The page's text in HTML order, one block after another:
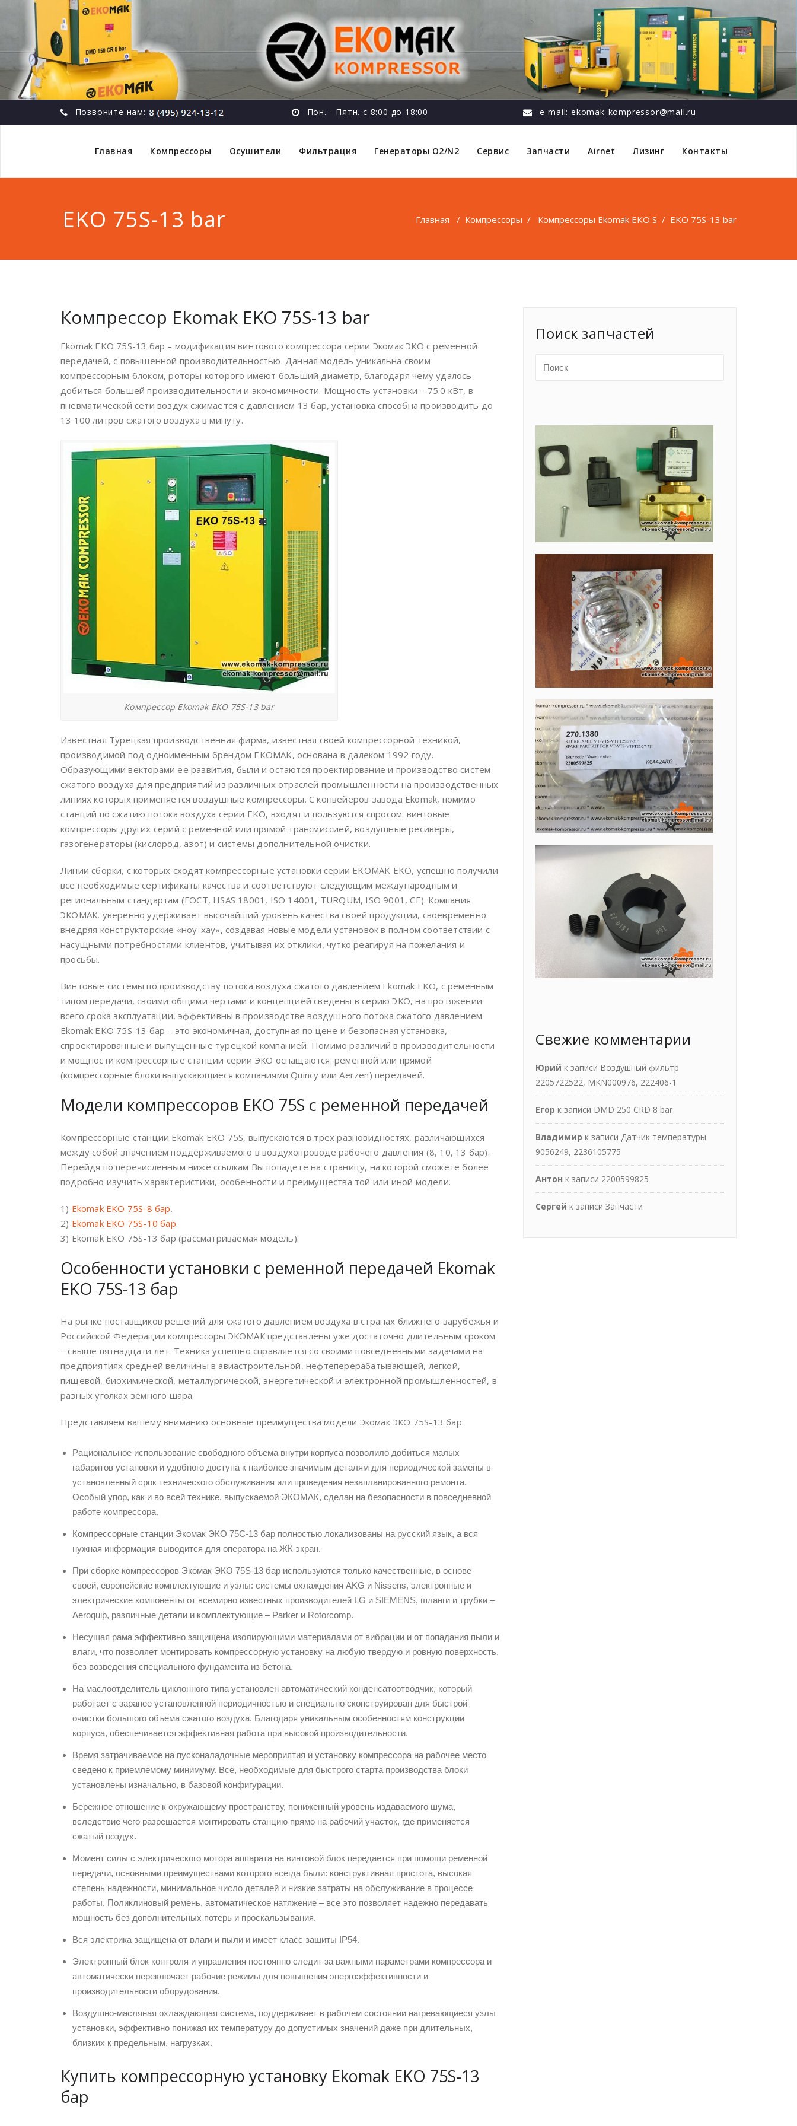
Позвоните нам: Пон. - Пятн. с 8:00 до 18:00 e-mail: ekomak-kompressor@mail.ru
Главная Компрессоры Осушители Фильтрация Генераторы O2/N2 Сервис Запчасти Airnet Лизинг Контакты
EKO 75S-13 bar Главная / Компрессоры / Компрессоры Ekomak EKO S / EKO 75S-13 bar
Компрессор Ekomak EKO 75S-13 bar
Ekomak EKO 75S-13 бар – модификация винтового компрессора серии Экомак ЭКО с ременной
передачей, с повышенной производительностью. Данная модель уникальна своим
компрессорным блоком, роторы которого имеют больший диаметр, благодаря чему удалось
добиться большей производительности и экономичности. Мощность установки – 75.0 кВт, в
пневматической сети воздух сжимается с давлением 13 бар, установка способна производить до
13 100 литров сжатого воздуха в минуту.
Компрессор Ekomak EKO 75S-13 bar
Известная Турецкая производственная фирма, известная своей компрессорной техникой,
производимой под одноименным брендом EKOMAK, основана в далеком 1992 году.
Образующими векторами ее развития, были и остаются проектирование и производство систем
сжатого воздуха для предприятий из различных отраслей промышленности на производственных
линиях которых применяется воздушные компрессоры. С конвейеров завода Ekomak, помимо
станций по сжатию потока воздуха серии EKO, входят и пользуются спросом: винтовые
компрессоры других серий с ременной или прямой трансмиссией, воздушные ресиверы,
газогенераторы (кислород, азот) и системы дополнительной очистки.
Линии сборки, с которых сходят компрессорные установки серии EKOMAK EKO, успешно получили
все необходимые сертификаты качества и соответствуют следующим международным и
региональным стандартам (ГОСТ, HSAS 18001, ISO 14001, TURQUM, ISO 9001, CE). Компания
ЭКОМАК, уверенно удерживает высочайший уровень качества своей продукции, своевременно
внедряя конструкторские «ноу-хау», создавая новые модели установок в полном соответствии с
насущными потребностями клиентов, учитывая их отклики, чутко реагируя на пожелания и
просьбы.
Винтовые системы по производству потока воздуха сжатого давлением Ekomak EKO, с ременным
типом передачи, своими общими чертами и концепцией сведены в серию ЭКО, на протяжении
всего срока эксплуатации, эффективны в производстве воздушного потока сжатого давлением.
Ekomak EKO 75S-13 бар – это экономичная, доступная по цене и безопасная установка,
спроектированные и выпущенные турецкой компанией. Помимо различий в производительности
и мощности компрессорные станции серии ЭКО оснащаются: ременной или прямой
(компрессорные блоки выпускающиеся компаниями Quincy или Аerzen) передачей.
Модели компрессоров EKO 75S с ременной передачей
Компрессорные станции Ekomak EKO 75S, выпускаются в трех разновидностях, различающихся
между собой значением поддерживаемого в воздухопроводе рабочего давления (8, 10, 13 бар).
Перейдя по перечисленным ниже ссылкам Вы попадете на страницу, на которой сможете более
подробно изучить характеристики, особенности и преимущества той или иной модели.
1) Ekomak EKO 75S-8 бар.
2) Ekomak EKO 75S-10 бар.
3) Ekomak EKO 75S-13 бар (рассматриваемая модель).
Особенности установки с ременной передачей Ekomak
EKO 75S-13 бар
На рынке поставщиков решений для сжатого давлением воздуха в странах ближнего зарубежья и
Российской Федерации компрессоры ЭКОМАК представлены уже достаточно длительным сроком
– свыше пятнадцати лет. Техника успешно справляется со своими повседневными задачами на
предприятиях средней величины в авиастроительной, нефтеперерабатывающей, легкой,
пищевой, биохимической, металлургической, энергетической и электронной промышленностей, в
разных уголках земного шара.
Представляем вашему вниманию основные преимущества модели Экомак ЭКО 75S-13 бар:
Рациональное использование свободного объема внутри корпуса позволило добиться малых
габаритов установки и удобного доступа к наиболее значимым деталям для периодической замены в
установленный срок технического обслуживания или проведения незапланированного ремонта.
Особый упор, как и во всей технике, выпускаемой ЭКОМАК, сделан на безопасности в повседневной
работе компрессора.
Компрессорные станции Экомак ЭКО 75C-13 бар полностью локализованы на русский язык, а вся
нужная информация выводится для оператора на ЖК экран.
При сборке компрессоров Экомак ЭКО 75S-13 бар используются только качественные, в основе
своей, европейские комплектующие и узлы: системы охлаждения AKG и Nissens, электронные и
электрические компоненты от всемирно известных производителей LG и SIEMENS, шланги и трубки –
Aeroquip, различные детали и комплектующие – Parker и Rotorcomp.
Несущая рама эффективно защищена изолирующими материалами от вибрации и от попадания пыли и
влаги, что позволяет монтировать компрессорную установку на любую твердую и ровную поверхность,
без возведения специального фундамента из бетона.
На маслоотделитель циклонного типа установлен автоматический конденсатоотводчик, который
работает с заранее установленной периодичностью и специально сконструирован для быстрой
очистки большого объема сжатого воздуха. Благодаря уникальным особенностям конструкции
корпуса, обеспечивается эффективная работа при высокой производительности.
Время затрачиваемое на пусконаладочные мероприятия и установку компрессора на рабочее место
сведено к приемлемому минимуму. Все, необходимые для быстрого старта производства блоки
установлены изначально, в базовой конфигурации.
Бережное отношение к окружающему пространству, пониженный уровень издаваемого шума,
вследствие чего разрешается монтировать станцию прямо на рабочий участок, где применяется
сжатый воздух.
Момент силы с электрического мотора аппарата на винтовой блок передается при помощи ременной
передачи, основными преимуществами которого всегда были: конструктивная простота, высокая
степень надежности, минимальное число деталей и низкие затраты на обслуживание в процессе
работы. Поликлиновый ремень, автоматическое натяжение – все это позволяет надежно передавать
мощность без дополнительных потерь и проскальзывания.
Вся электрика защищена от влаги и пыли и имеет класс защиты IP54.
Электронный блок контроля и управления постоянно следит за важными параметрами компрессора и
автоматически переключает рабочие режимы для повышения энергоэффективности и
производительности оборудования.
Воздушно-масляная охлаждающая система, поддерживает в рабочем состоянии нагревающиеся узлы
установки, эффективно понижая их температуру до допустимых значений даже при длительных,
близких к предельным, нагрузках.
Купить компрессорную установку Ekomak EKO 75S-13
бар
Поиск запчастей
Свежие комментарии
Юрий к записи Воздушный фильтр
2205722522, MKN000976, 222406-1
Егор к записи DMD 250 CRD 8 bar
Владимир к записи Датчик температуры
9056249, 2236105775
Антон к записи 2200599825
Сергей к записи Запчасти